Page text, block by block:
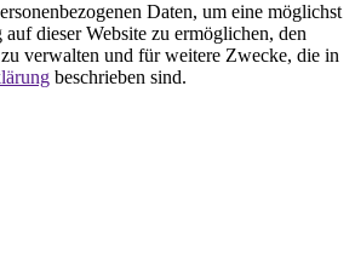
Daten, um eine möglichst
dieser Website zu ermöglichen, den
verwalten und für weitere Zwecke, die in
beschrieben sind.